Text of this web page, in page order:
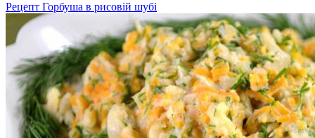
Рецепт Горбуша в рисовій шубі